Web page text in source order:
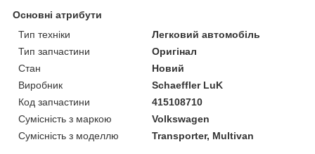
Основні атрибути
Тип техніки
Легковий автомобіль
Тип запчастини
Оригінал
Стан
Новий
Виробник
Schaeffler LuK
Код запчастини
415108710
Сумісність з маркою
Volkswagen
Сумісність з моделлю
Transporter, Multivan